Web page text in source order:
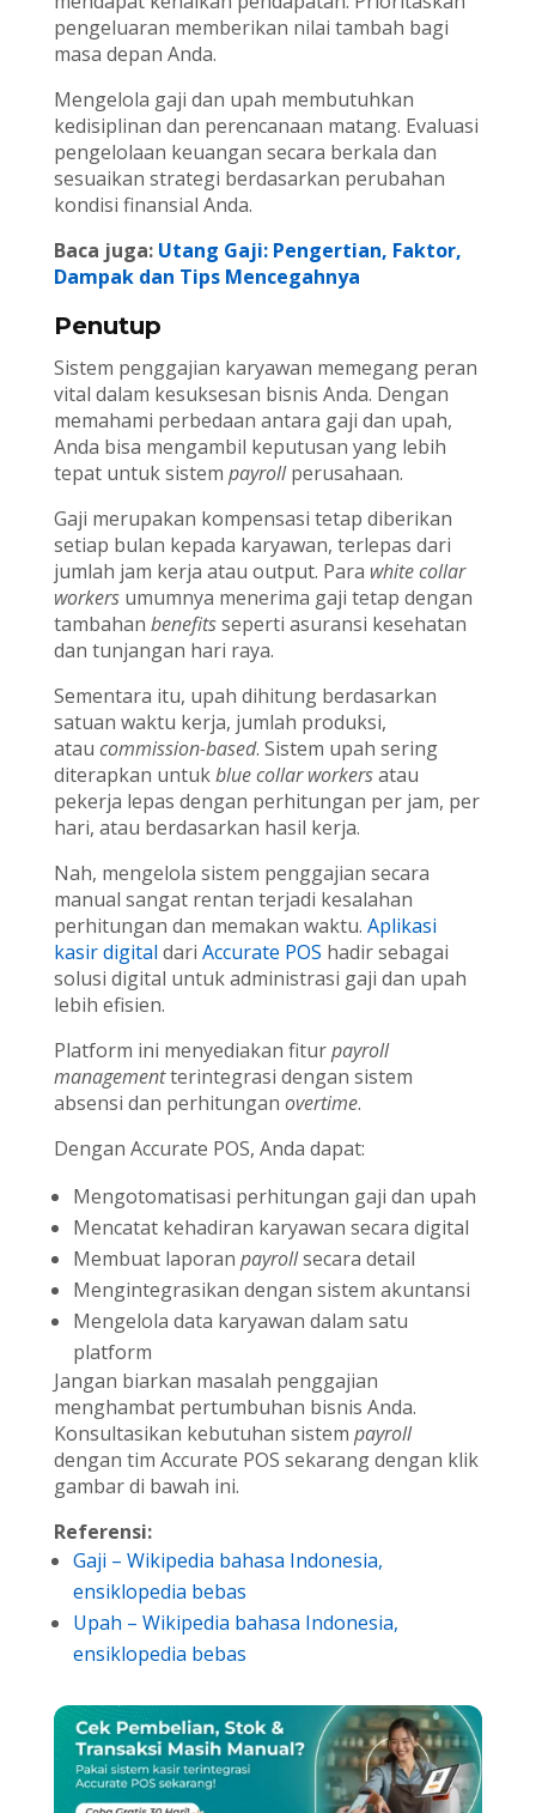
pengeluaran memberikan nilai tambah bagi
masa depan Anda.
Mengelola gaji dan upah membutuhkan
kedisiplinan dan perencanaan matang. Evaluasi
pengelolaan keuangan secara berkala dan
sesuaikan strategi berdasarkan perubahan
kondisi finansial Anda.
Baca juga: Utang Gaji: Pengertian, Faktor,
Dampak dan Tips Mencegahnya
Penutup
Sistem penggajian karyawan memegang peran
vital dalam kesuksesan bisnis Anda. Dengan
memahami perbedaan antara gaji dan upah,
Anda bisa mengambil keputusan yang lebih
tepat untuk sistem payrollperusahaan.
Gaji merupakan kompensasi tetap diberikan
setiap bulan kepada karyawan, terlepas dari
jumlah jam kerja atau output. Para white collar
workersumumnya menerima gaji tetap dengan
tambahan benefitsseperti asuransi kesehatan
dan tunjangan hari raya.
Sementara itu, upah dihitung berdasarkan
satuan waktu kerja, jumlah produksi,
atau commission-based. Sistem upah sering
diterapkan untukblue collar workersatau
pekerja lepas dengan perhitungan per jam, per
hari, atau berdasarkan hasil kerja.
Nah, mengelola sistem penggajian secara
manual sangat rentan terjadi kesalahan
perhitungan dan memakan waktu. Aplikasi
kasir digital dari Accurate POS hadir sebagai
solusi digital untuk administrasi gaji dan upah
lebih efisien.
Platform ini menyediakan fiturpayroll
managementterintegrasi dengan sistem
absensi dan perhitungan overtime.
Dengan Accurate POS, Anda dapat:
Mengotomatisasi perhitungan gaji dan upah
Mencatat kehadiran karyawan secara digital
Membuat laporan payrollsecara detail
Mengintegrasikan dengan sistem akuntansi
Mengelola data karyawan dalam satu
platform
Jangan biarkan masalah penggajian
menghambat pertumbuhan bisnis Anda.
Konsultasikan kebutuhan sistem payroll
dengan tim Accurate POS sekarang dengan klik
gambar di bawah ini.
Referensi:
Gaji – Wikipedia bahasa Indonesia,
ensiklopedia bebas
Upah – Wikipedia bahasa Indonesia,
ensiklopedia bebas